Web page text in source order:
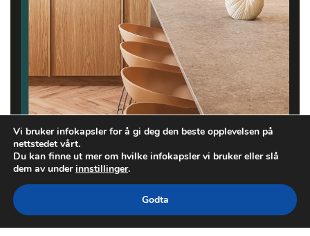
Vi bruker infokapsler for å gi deg den beste opplevelsen på
nettstedet vårt.
Du kan finne ut mer om hvilke infokapsler vi bruker eller slå
dem av underinnstillinger.
Godta